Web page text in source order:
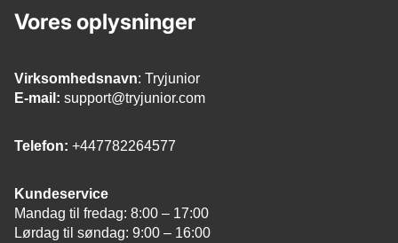
Vores oplysninger
Virksomhedsnavn: Tryjunior
E-mail: support@tryjunior.com
Telefon: +447782264577
Kundeservice
Mandag til fredag: 8:00 – 17:00
Lørdag til søndag: 9:00 – 16:00